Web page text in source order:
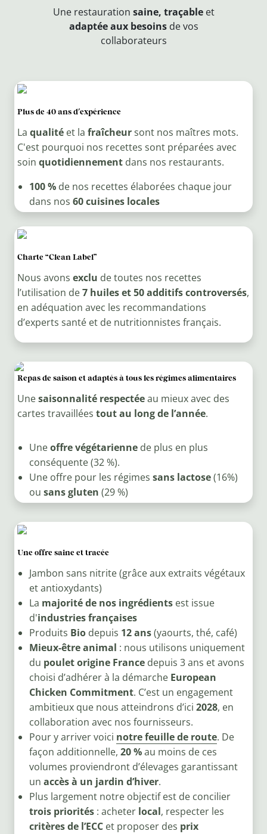
Une restauration saine, traçableet
adaptée aux besoinsde vos
collaborateurs
Plus de 40 ans d'expérience
La qualitéet la fraîcheursont nos maîtres mots.
C'est pourquoi nos recettes sont préparées avec
soin quotidiennementdans nos restaurants.
100 %de nos recettes élaborées chaque jour
dans nos 60 cuisines locales
Charte “Clean Label”
Nous avons exclu de toutes nos recettes
l’utilisation de7 huiles et 50 additifs controversés,
en adéquation avec les recommandations
d’experts santé et de nutritionnistes français.
Repas de saison et adaptés à tous les régimes alimentaires
Unesaisonnalité respectéeau mieux avec des
cartes travaillées tout au long de l’année.
Uneoffre végétariennede plus en plus
conséquente (32 %).
Une offre pour les régimes sans lactose(16%)
ou sans gluten (29 %)
Une offre saine et tracée
Jambon sans nitrite (grâce aux extraits végétaux
et antioxydants)
La majorité de nos ingrédientsest issue
d'industries françaises
Produits Biodepuis 12 ans(yaourts, thé, café)
Mieux-être animal : nous utilisons uniquement
du poulet origine Francedepuis 3 ans et avons
choisi d’adhérer à la démarche European
Chicken Commitment. C’est un engagement
ambitieux que nous atteindrons d’ici 2028, en
collaboration avec nos fournisseurs.
Pour y arriver voici notre feuille de route. De
façon additionnelle, 20 %au moins de ces
volumes proviendront d’élevages garantissant
un accès à un jardin d’hiver.
Plus largement notre objectif est de concilier
trois priorités: acheter local, respecter les
critères de l’ECCet proposer des prix